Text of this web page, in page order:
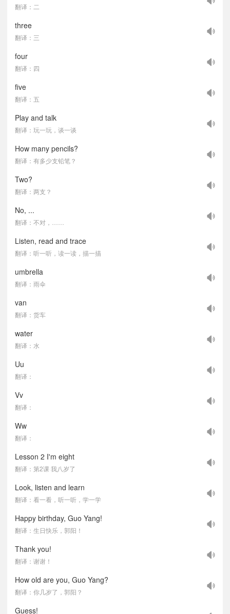
翻译：二
three
翻译：三
four
翻译：四
five
翻译：五
Play and talk
翻译：玩一玩，谈一谈
How many pencils?
翻译：有多少支铅笔？
Two?
翻译：两支？
No, ...
翻译：不对，……
Listen, read and trace
翻译：听一听，读一读，描一描
umbrella
翻译：雨伞
van
翻译：货车
water
翻译：水
Uu
翻译：
Vv
翻译：
Ww
翻译：
Lesson 2 I'm eight
翻译：第2课 我八岁了
Look, listen and learn
翻译：看一看，听一听，学一学
Happy birthday, Guo Yang!
翻译：生日快乐，郭阳！
Thank you!
翻译：谢谢！
How old are you, Guo Yang?
翻译：你几岁了，郭阳？
Guess!